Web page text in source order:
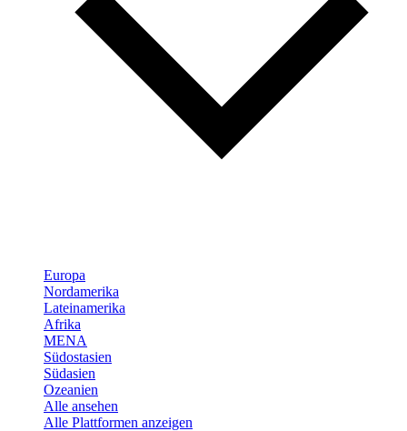
Europa
Nordamerika
Lateinamerika
Afrika
MENA
Südostasien
Südasien
Ozeanien
Alle ansehen
Alle Plattformen anzeigen